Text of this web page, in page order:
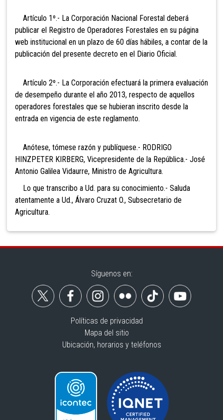
Artículo 1º.- La Corporación Nacional Forestal deberá
publicar el Registro de Operadores Forestales en su página
web institucional en un plazo de 60 días hábiles, a contar de la
publicación del presente decreto en el Diario Oficial.
Artículo 2º.- La Corporación efectuará la primera evaluación
de desempeño durante el año 2013, respecto de aquellos
operadores forestales que se hubieran inscrito desde la
entrada en vigencia de este reglamento.
Anótese, tómese razón y publíquese.- RODRIGO
HINZPETER KIRBERG, Vicepresidente de la República.- José
Antonio Galilea Vidaurre, Ministro de Agricultura.
Lo que transcribo a Ud. para su conocimiento.- Saluda
atentamente a Ud., Álvaro Cruzat O., Subsecretario de
Agricultura.
Síguenos en:
Políticas de privacidad
Mapa del sitio
Ubicación, horarios y teléfonos